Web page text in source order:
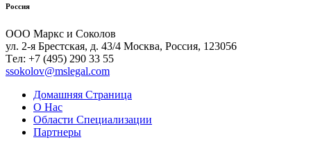
Россия
ООО Маркс и Соколов
ул. 2-я Брестская, д. 43/4 Москва, Россия, 123056
Tел: +7 (495) 290 33 55
ssokolov@mslegal.com
Домашняя Страница
О Нас
Области Специализации
Партнеры